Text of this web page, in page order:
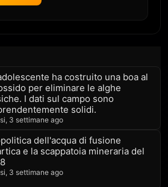
ha costruito una boa al
per eliminare le alghe
I dati sul campo sono
solidi.
3 settimane ago
dell'acqua di fusione
e la scappatoia mineraria del
3 settimane ago